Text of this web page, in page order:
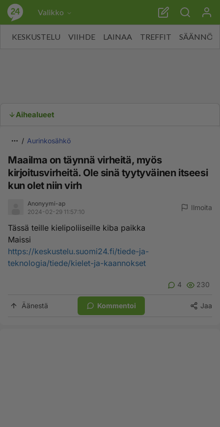
Valikko
KESKUSTELU VIIHDE LAINAA TREFFIT SÄÄNNÖT
Aihealueet
Aurinkosähkö
Maailma on täynnä virheitä, myös
kirjoitusvirheitä. Ole sinä tyytyväinen itseesi
kun olet niin virh
Anonyymi-ap
2024-02-29 11:57:10
Ilmoita
Tässä teille kielipoliiseille kiba paikka
Maissi
https://keskustelu.suomi24.fi/tiede-ja-
teknologia/tiede/kielet-ja-kaannokset
4 230
Äänestä Kommentoi Jaa